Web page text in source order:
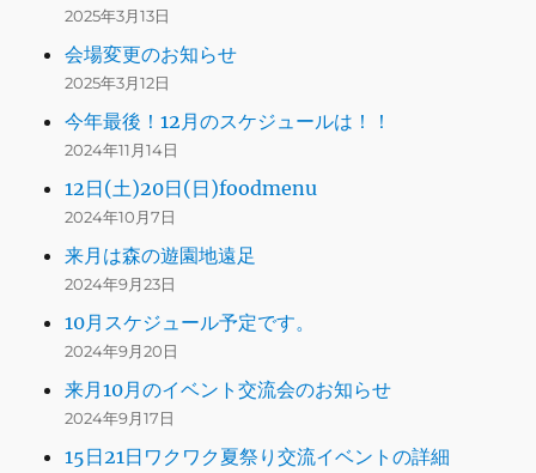
2025年3月13日
会場変更のお知らせ
2025年3月12日
今年最後！12月のスケジュールは！！
2024年11月14日
12日(土)20日(日)foodmenu
2024年10月7日
来月は森の遊園地遠足
2024年9月23日
10月スケジュール予定です。
2024年9月20日
来月10月のイベント交流会のお知らせ
2024年9月17日
15日21日ワクワク夏祭り交流イベントの詳細